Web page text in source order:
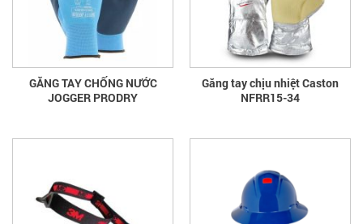
GĂNG TAY CHỐNG NƯỚC
JOGGER PRODRY
Găng tay chịu nhiệt Caston
NFRR15-34